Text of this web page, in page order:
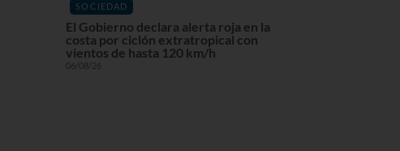
SOCIEDAD
El Gobierno declara alerta roja en la
costa por ciclón extratropical con
vientos de hasta 120 km/h
06/08/26